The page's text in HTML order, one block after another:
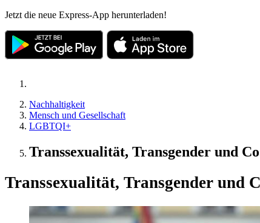
Jetzt die neue Express-App herunterladen!
Nachhaltigkeit
Mensch und Gesellschaft
LGBTQI+
Transsexualität, Transgender und
Transsexualität, Transgender und